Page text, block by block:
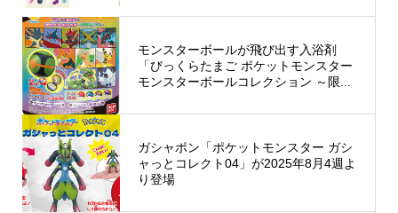
モンスターボールが飛び出す入浴剤
「びっくらたまご ポケットモンスター
モンスターボールコレクション ～限...
ガシャポン「ポケットモンスター ガシ
ャっとコレクト04」が2025年8月4週よ
り登場